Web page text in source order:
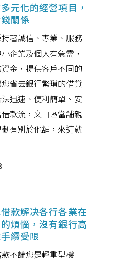
元化的經營項目，
關係
著誠信、專業、服務
企業及個人有急需，
金，提供客戶不同的
省去銀行繁瑣的借貸
迅速、便利簡單、安
款流，文山區當舖親
有別於他舖，來這就
款解决各行各業在
煩惱，沒有銀行高
續受限
不論您是輕重型機